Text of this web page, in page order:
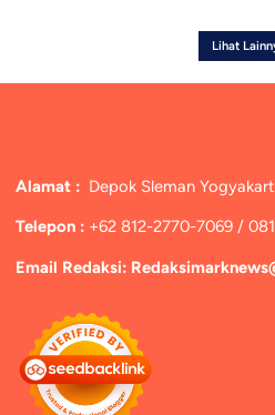
Lihat
Alamat : Depok Sleman
Telepon : +62 812-2770-7069 /
Email Redaksi: